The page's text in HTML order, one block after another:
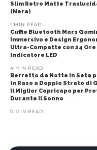
Slim Retro Matte
(Nera)
1 MIN READ
Cuffie Bluetooth Mars
Immersivo e Design
Ultra-Compatte con 24
Indicatore LED
4 MIN READ
Berretto da Notte in Seta
in Raso a Doppio Strato di
Il Miglior Copricapo per
Durante il Sonno
0 MIN READ